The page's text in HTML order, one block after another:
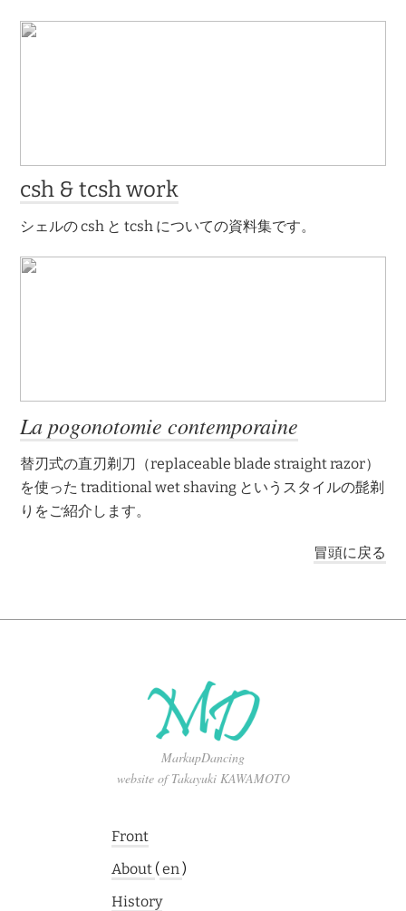
csh & tcsh work
シェルの csh と tcsh についての資料集です。
La pogonotomie contemporaine
替刃式の直刃剃刀（replaceable blade straight razor）
を使った traditional wet shaving というスタイルの髭剃
りをご紹介します。
冒頭に戻る
MarkupDancing
website of Takayuki KAWAMOTO
Front
About (en)
History